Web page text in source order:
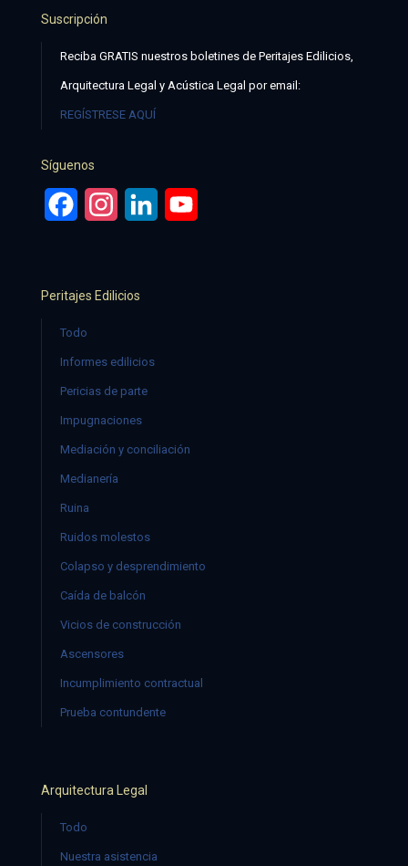
Suscripción
Reciba GRATIS nuestros boletines de Peritajes Edilicios,
Arquitectura Legal y Acústica Legal por email:
REGÍSTRESE AQUÍ
Síguenos
FacebookInstagramLinkedIn
Peritajes Edilicios
Todo
Informes edilicios
Pericias de parte
Impugnaciones
Mediación y conciliación
Medianería
Ruina
Ruidos molestos
Colapso y desprendimiento
Caída de balcón
Vicios de construcción
Ascensores
Incumplimiento contractual
Prueba contundente
Arquitectura Legal
Todo
Nuestra asistencia